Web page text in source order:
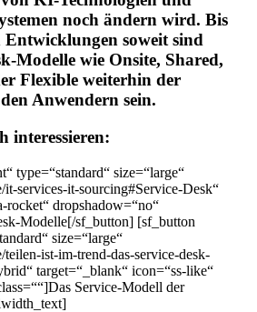
noch ändern wird. Bis
Entwicklungen soweit sind
Modelle wie Onsite, Shared,
Flexible weiterhin der
Anwendern sein.
interessieren:
type=“standard“ size=“large“
services-it-sourcing#Service-Desk“
rocket“ dropshadow=“no“
Modelle[/sf_button] [sf_button
size=“large“
ist-im-trend-das-service-desk-
target=“_blank“ icon=“ss-like“
Service-Modell der